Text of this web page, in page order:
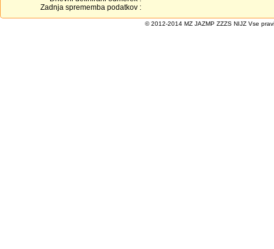
Zadnja sprememba podatkov :
© 2012-2014 MZ JAZMP ZZZS NIJZ Vse